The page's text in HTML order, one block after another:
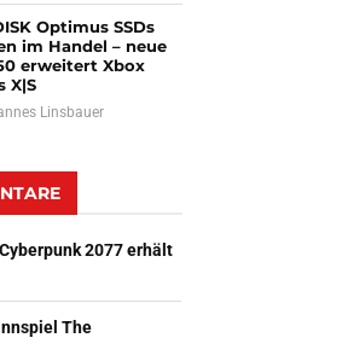
Optimus SSDs
im Handel – neue
erweitert Xbox
X|S
Linsbauer
Cyberpunk 2077 erhält
The